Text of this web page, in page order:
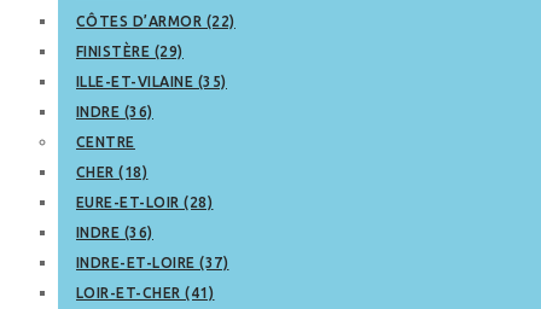
CÔTES D’ARMOR (22)
FINISTÈRE (29)
ILLE-ET-VILAINE (35)
INDRE (36)
CENTRE
CHER (18)
EURE-ET-LOIR (28)
INDRE (36)
INDRE-ET-LOIRE (37)
LOIR-ET-CHER (41)